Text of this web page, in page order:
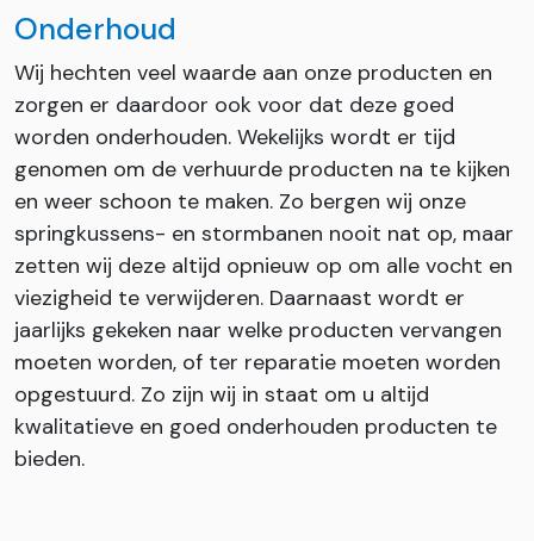
Onderhoud
Wij hechten veel waarde aan onze producten en
zorgen er daardoor ook voor dat deze goed
worden onderhouden. Wekelijks wordt er tijd
genomen om de verhuurde producten na te kijken
en weer schoon te maken. Zo bergen wij onze
springkussens- en stormbanen nooit nat op, maar
zetten wij deze altijd opnieuw op om alle vocht en
viezigheid te verwijderen. Daarnaast wordt er
jaarlijks gekeken naar welke producten vervangen
moeten worden, of ter reparatie moeten worden
opgestuurd. Zo zijn wij in staat om u altijd
kwalitatieve en goed onderhouden producten te
bieden.